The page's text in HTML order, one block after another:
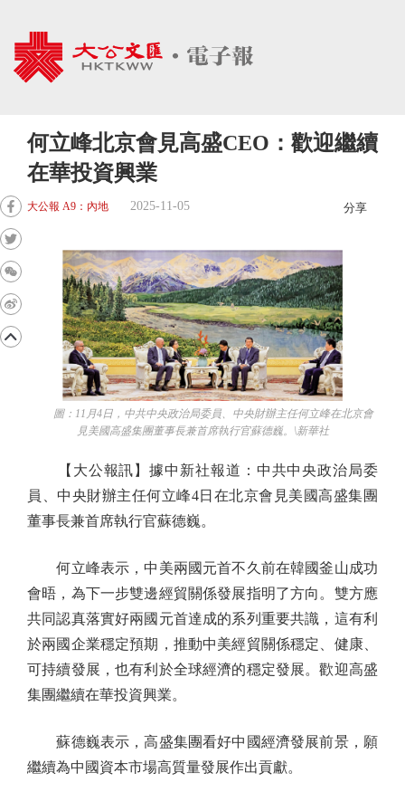
何立峰北京會見高盛CEO：歡迎繼續
在華投資興業
大公報 A9：內地 2025-11-05 分享
圖：11月4日，中共中央政治局委員、中央財辦主任何立峰在北京會
見美國高盛集團董事長兼首席執行官蘇德巍。\新華社
【大公報訊】據中新社報道：中共中央政治局委
員、中央財辦主任何立峰4日在北京會見美國高盛集團
董事長兼首席執行官蘇德巍。
何立峰表示，中美兩國元首不久前在韓國釜山成功
會晤，為下一步雙邊經貿關係發展指明了方向。雙方應
共同認真落實好兩國元首達成的系列重要共識，這有利
於兩國企業穩定預期，推動中美經貿關係穩定、健康、
可持續發展，也有利於全球經濟的穩定發展。歡迎高盛
集團繼續在華投資興業。
蘇德巍表示，高盛集團看好中國經濟發展前景，願
繼續為中國資本市場高質量發展作出貢獻。